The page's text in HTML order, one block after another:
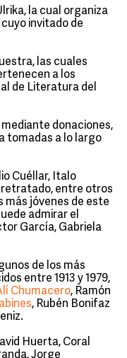
la cual organiza
invitado de
las cuales
a los
de Literatura del
donaciones,
tomadas a lo largo
Cuéllar, Italo
retratado, entre otros
más jóvenes de este
admirar el
García, Gabriela
de los más
entre 1913 y 1979,
Chumacero, Ramón
, Rubén Bonifaz
Huerta, Coral
Jorge